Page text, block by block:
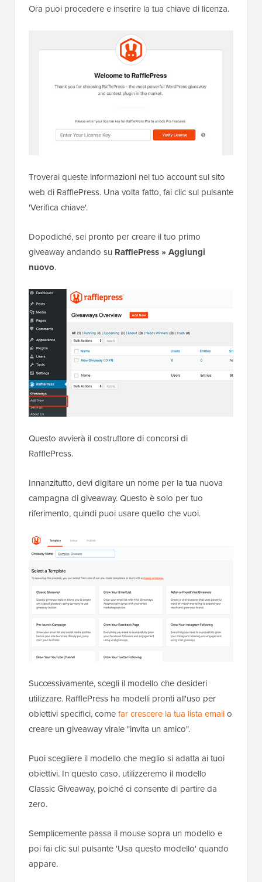
Ora puoi procedere e inserire la tua chiave di licenza.
Troverai queste informazioni nel tuo account sul sito
web di RafflePress. Una volta fatto, fai clic sul pulsante
'Verifica chiave'.
Dopodiché, sei pronto per creare il tuo primo
giveaway andando su RafflePress » Aggiungi
nuovo.
Questo avvierà il costruttore di concorsi di
RafflePress.
Innanzitutto, devi digitare un nome per la tua nuova
campagna di giveaway. Questo è solo per tuo
riferimento, quindi puoi usare quello che vuoi.
Successivamente, scegli il modello che desideri
utilizzare. RafflePress ha modelli pronti all'uso per
obiettivi specifici, comefar crescere la tua lista emailo
creare un giveaway virale "invita un amico".
Puoi scegliere il modello che meglio si adatta ai tuoi
obiettivi. In questo caso, utilizzeremo il modello
Classic Giveaway, poiché ci consente di partire da
zero.
Semplicemente passa il mouse sopra un modello e
poi fai clic sul pulsante 'Usa questo modello' quando
appare.